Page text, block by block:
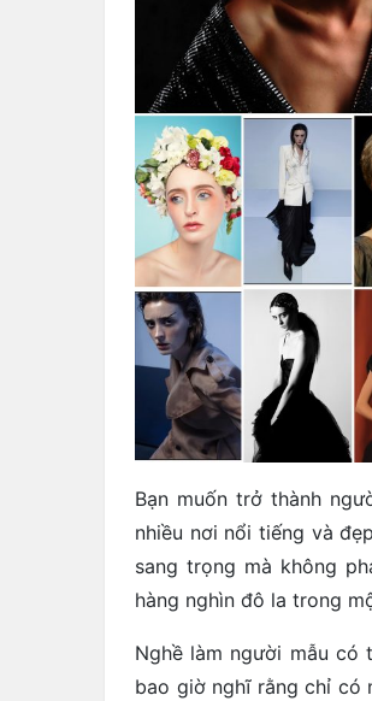
Bạn muốn trở thành
nhiều nơi nổi tiếng và
sang trọng mà không
hàng nghìn đô la trong
Nghề làm người mẫu có
bao giờ nghĩ rằng chỉ có